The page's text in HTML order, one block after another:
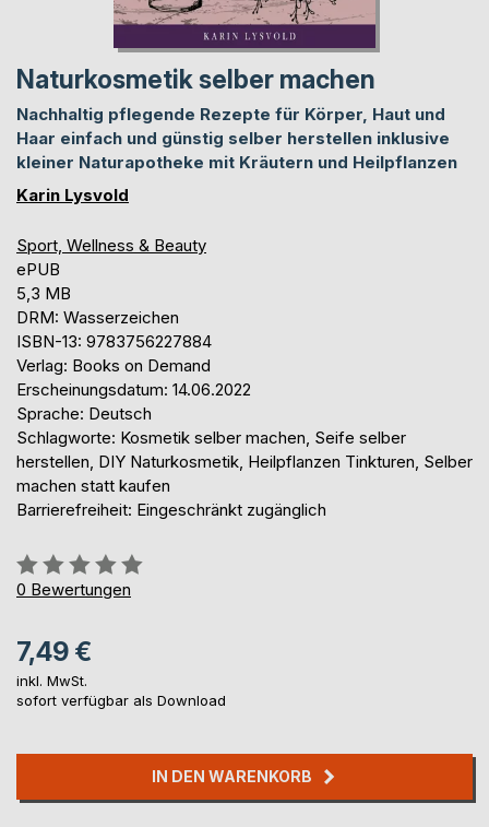
Naturkosmetik selber machen
Nachhaltig pflegende Rezepte für Körper, Haut und
Haar einfach und günstig selber herstellen inklusive
kleiner Naturapotheke mit Kräutern und Heilpflanzen
Karin Lysvold
Sport, Wellness & Beauty
ePUB
5,3 MB
DRM: Wasserzeichen
ISBN-13: 9783756227884
Verlag: Books on Demand
Erscheinungsdatum: 14.06.2022
Sprache: Deutsch
Schlagworte: Kosmetik selber machen, Seife selber
herstellen, DIY Naturkosmetik, Heilpflanzen Tinkturen, Selber
machen statt kaufen
Barrierefreiheit: Eingeschränkt zugänglich
Bewertung::
0%
0 Bewertungen
7,49 €
inkl. MwSt.
sofort verfügbar als Download
IN DEN WARENKORB